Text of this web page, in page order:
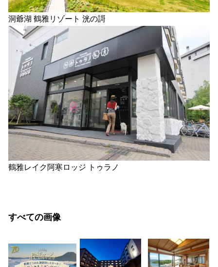
洞爺湖 鶴雅リゾート 洸の謌
鶴雅レイク阿寒ロッジ トゥラノ
すべての画像